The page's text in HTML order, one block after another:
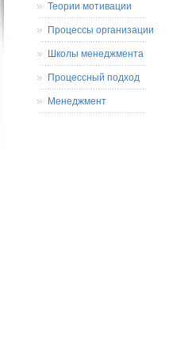
Теории мотивации
Процессы организации
Школы менеджмента
Процессный подход
Менеджмент